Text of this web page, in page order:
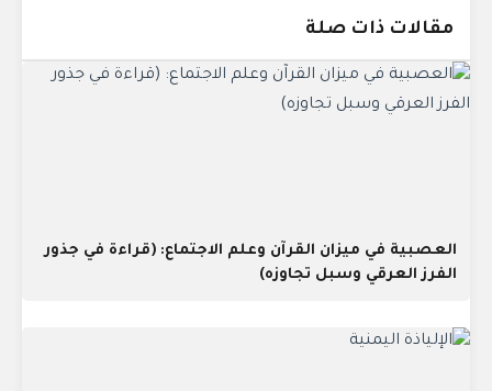
مقالات ذات صلة
العصبية في ميزان القرآن وعلم الاجتماع: (قراءة في جذور
الفرز العرقي وسبل تجاوزه)